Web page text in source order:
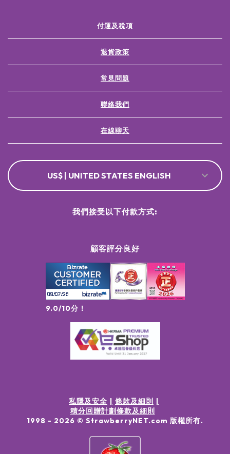
付運及稅項
退貨政策
常見問題
聯絡我們
在線聊天
US$ | UNITED STATES ENGLISH
顧客評分良好
9.0/10分！
我們接受以下付款方式:
私隱及安全
條款及細則
積分回贈計劃條款及細則
1998 - 2026 © StrawberryNET.com 版權所有.